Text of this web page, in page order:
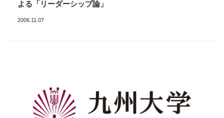
よる「リーダーシップ論」
2006.11.07